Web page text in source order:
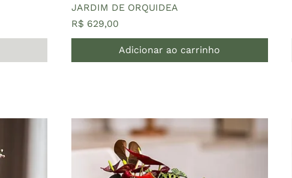
JARDIM DE ORQUIDEA
Preço
R$ 629,00
Adicionar ao carrinho